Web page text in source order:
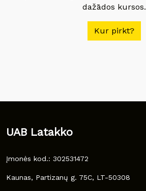
dažādos kursos.
Kur pirkt?
UAB Latakko
Įmonės kod.: 302531472
Kaunas, Partizanų g. 75C, LT-50308